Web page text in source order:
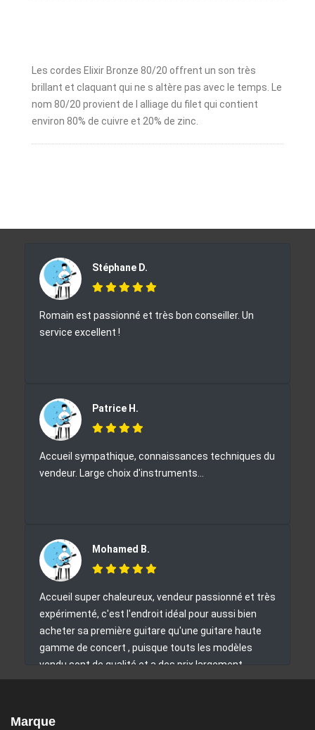
Les cordes Elixir Bronze 80/20 offrent un son très
brillant et claquant qui ne s altère pas avec le temps. Le
nom 80/20 provient de l alliage du filet qui contient
environ 80% de cuivre et 20% de zinc.
Stéphane D.
Romain est passionné et très bon conseiller. Un
service excellent !
Patrice H.
Accueil sympathique, connaissances techniques du
vendeur. Large choix d'instruments...
Mohamed B.
Accueil super chaleureux, vendeur passionné et très
expérimenté, c'est l'endroit idéal pour aussi bien
acheter sa première guitare qu'une guitare haute
gamme de concert , puisque touts les modèles
vendu sont de qualité et a des prix largement
raisonnable,j'y ai acheter une Larry Carlton hier et
Marque